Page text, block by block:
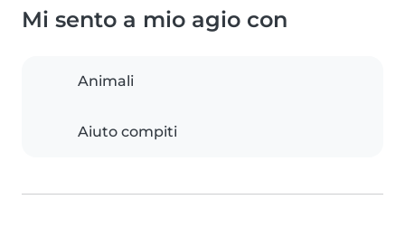
Mi sento a mio agio con
Animali
Aiuto compiti